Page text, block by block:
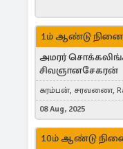
1ம் ஆண்டு
அமரர்
சிவஞானசேகரன்
கரம்பன், சரவணை,
London, United Kingdom
08 Aug, 2025
10ம் ஆண்டு